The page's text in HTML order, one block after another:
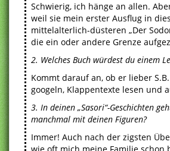
Schwierig, ich hänge an allen.
weil sie mein erster Ausflug in
mittelalterlich-düsteren „Der
die ein oder andere Grenze
2. Welches Buch würdest du einem
Kommt darauf an, ob er lieber
googeln, Klappentexte lesen und
3. In deinen „Sasori“-Geschichten
manchmal mit deinen Figuren?
Immer! Auch nach der zigsten